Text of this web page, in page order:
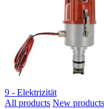
9 - Elektrizität
All products New products